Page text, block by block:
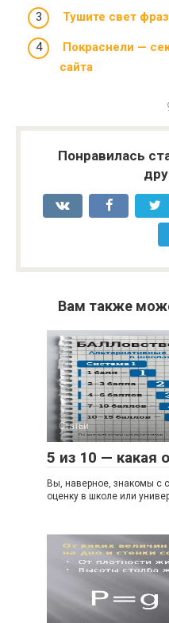
Тушите свет
Покраснели —
сайта
Понравилась
Вам также
Статьи
5 из 10 — какая
Вы, наверное, знакомы с
оценку в школе или